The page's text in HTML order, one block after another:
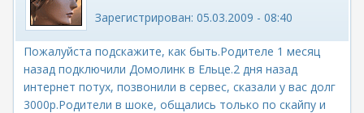
Зарегистрирован: 05.03.2009 - 08:40
Пожалуйста подскажите, как быть.Родителе 1 месяц
назад подключили Домолинк в Ельце.2 дня назад
интернет потух, позвонили в сервес, сказали у вас долг
3000р.Родители в шоке, общались только по скайпу и